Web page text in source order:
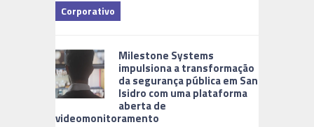
Corporativo
Milestone Systems
impulsiona a transformação
da segurança pública em San
Isidro com uma plataforma
aberta de
videomonitoramento